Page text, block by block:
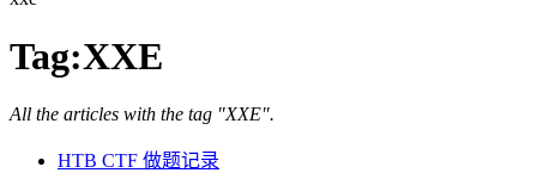
Tag:XXE
All the articles with the tag "XXE".
HTB CTF 做题记录